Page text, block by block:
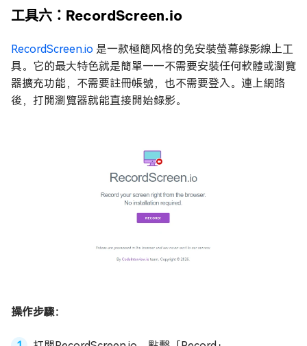
工具六：RecordScreen.io
RecordScreen.io 是一款極簡风格的免安裝螢幕錄影線上工
具。它的最大特色就是簡單——不需要安裝任何軟體或瀏覽
器擴充功能，不需要註冊帳號，也不需要登入。連上網路
後，打開瀏覽器就能直接開始錄影。
操作步驟：